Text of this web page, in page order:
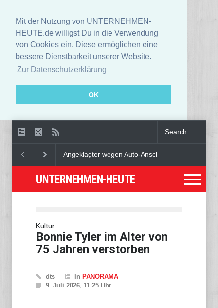
Mit der Nutzung von UNTERNEHMEN-
HEUTE.de willigst Du in die Verwendung
von Cookies ein. Diese ermöglichen eine
bessere Dienstbarkeit unserer Website.
Zur Datenschutzerklärung
OK
Angeklagter wegen Auto-Anschlag in München
UNTERNEHMEN-HEUTE
Kultur
Bonnie Tyler im Alter von
75 Jahren verstorben
dts In PANORAMA
9. Juli 2026, 11:25 Uhr